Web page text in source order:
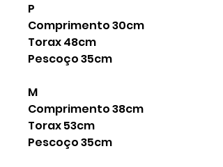
P
Comprimento 30cm
Torax 48cm
Pescoço 35cm
M
Comprimento 38cm
Torax 53cm
Pescoço 35cm